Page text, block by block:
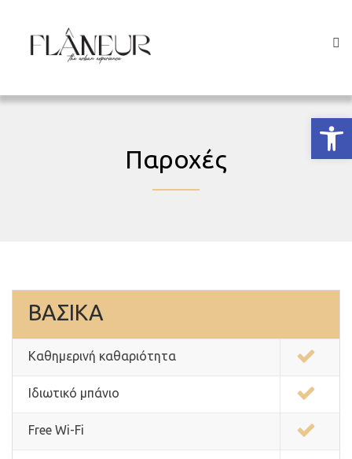
Παροχές
ΒΑΣΙΚΑ
Καθημερινή καθαριότητα
Ιδιωτικό μπάνιο
Free Wi-Fi